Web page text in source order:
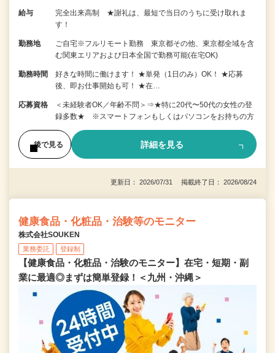
給与
完全出来高制 ★謝礼は、最短で当日のうちに受け取れま
す！
勤務地
ご自宅※フルリモート勤務 東京都その他、東京都全域を含
む関東エリアおよび日本全国で勤務可能(在宅OK)
勤務時間
好きな時間に働けます！ ★単発（1日のみ）OK！ ★応募
後、即お仕事開始も可！ ★在…
応募資格
＜未経験者OK／年齢不問＞⇒★特に20代〜50代の女性の登
録多数★ ※スマートフォンもしくはパソコンをお持ちの方
後で見る 詳細を見る
更新日： 2026/07/31 掲載終了日： 2026/08/24
健康食品・化粧品・治験等のモニター
株式会社SOUKEN
業務委託 登録制
【健康食品・化粧品・治験のモニター】在宅・短期・副
業に最適◎まずは簡単登録！＜九州・沖縄＞